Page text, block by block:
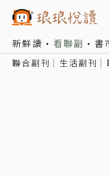
新鮮讀 看聯副 書
聯合副刊 生活副刊